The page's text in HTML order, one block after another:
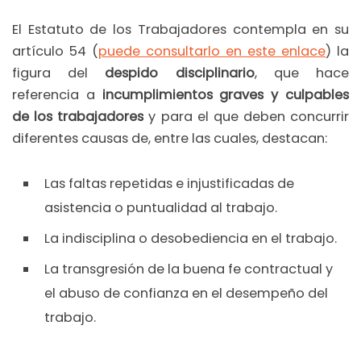
El Estatuto de los Trabajadores contempla en su
artículo 54 (puede consultarlo en este enlace) la
figura del despido disciplinario, que hace
referencia a incumplimientos graves y culpables
de los trabajadores y para el que deben concurrir
diferentes causas de, entre las cuales, destacan:
Las faltas repetidas e injustificadas de
asistencia o puntualidad al trabajo.
La indisciplina o desobediencia en el trabajo.
La transgresión de la buena fe contractual y
el abuso de confianza en el desempeño del
trabajo.